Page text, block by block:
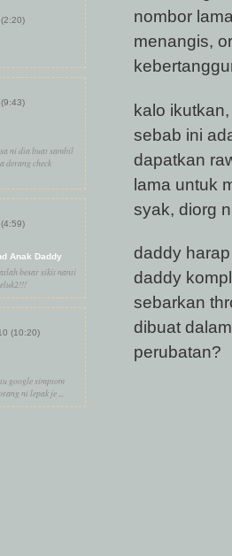
ni dia buat sambil
derang check
Anak Daddy
besar sikit nanti
(10:20)
google simptom
ni lepak je ...
nombor
menangis,
kalo
sebab ini
dapatkan
lama untuk
syak, diorg
daddy
daddy
sebarkan
dibuat
perubatan?